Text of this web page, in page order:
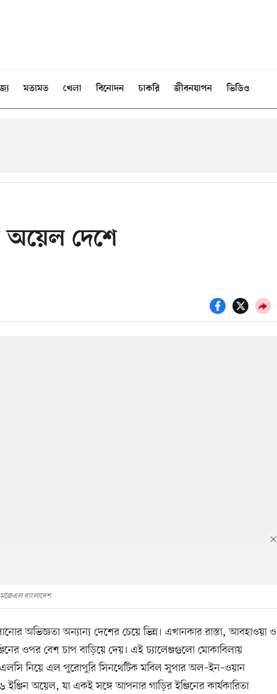
মতামত খেলা বিনোদন চাকরি জীবনযাপন ভিডিও
অয়েল দেশে
বাংলাদেশ
অভিজ্ঞতা অন্যান্য দেশের চেয়ে ভিন্ন। এখানকার রাস্তা, আবহাওয়া ও
ওপর বেশ চাপ বাড়িয়ে দেয়। এই চ্যালেঞ্জগুলো মোকাবিলায়
নিয়ে এল পুরোপুরি সিনথেটিক মবিল সুপার অল–ইন–ওয়ান
ইঞ্জিন অয়েল, যা একই সঙ্গে আপনার গাড়ির ইঞ্জিনের কার্যকারিতা